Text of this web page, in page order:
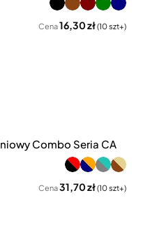
Cena16,30 zł(10 szt+)
Combo Seria CA
Cena31,70 zł(10 szt+)